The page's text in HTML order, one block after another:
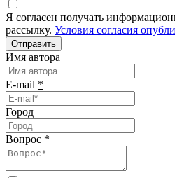
Я согласен получать
рассылку. Условия согласия
Отправить
Имя автора
E-mail *
Город
Вопрос *